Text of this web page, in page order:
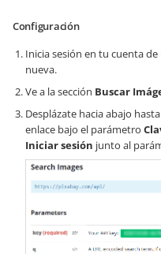
Configuración
Inicia sesión en tu cuenta de
nueva.
Ve a la sección Buscar
Desplázate hacia abajo
enlace bajo el parámetro
Iniciar sesión junto al